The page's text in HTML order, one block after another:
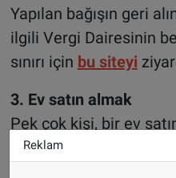
Yapılan bağışın geri
ilgili Vergi Dairesinin
sınırı için bu siteyi
3. Ev satın almak
Pek çok kişi, bir ev
iadesi alabileceğini
Reklam